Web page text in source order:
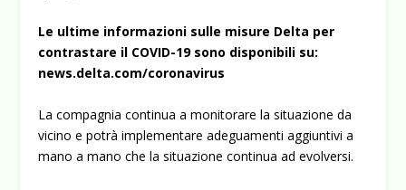
Le ultime informazioni sulle misure Delta per
contrastare il COVID-19 sono disponibili su:
news.delta.com/coronavirus
La compagnia continua a monitorare la situazione da
vicino e potrà implementare adeguamenti aggiuntivi a
mano a mano che la situazione continua ad evolversi.